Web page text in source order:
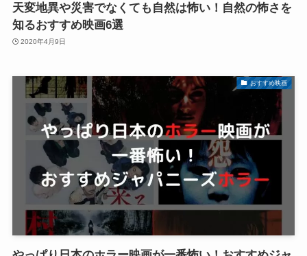
天変地異や災害でなくても自然は怖い！自然の怖さを
知るおすすめ映画6選
2020年4月9日
おすすめ映画